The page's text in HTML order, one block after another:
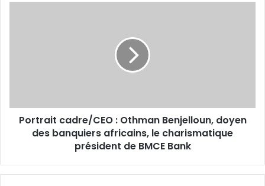
le
charismatique
président
Bank
Portrait cadre/CEO : Othman Benjelloun, doyen
des banquiers africains, le charismatique
président de BMCE Bank